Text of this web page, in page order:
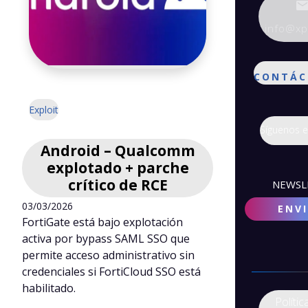
Exploit
Android – Qualcomm
explotado + parche
crítico de RCE
03/03/2026
FortiGate está bajo explotación
activa por bypass SAML SSO que
permite acceso administrativo sin
credenciales si FortiCloud SSO está
habilitado.
Síguenos